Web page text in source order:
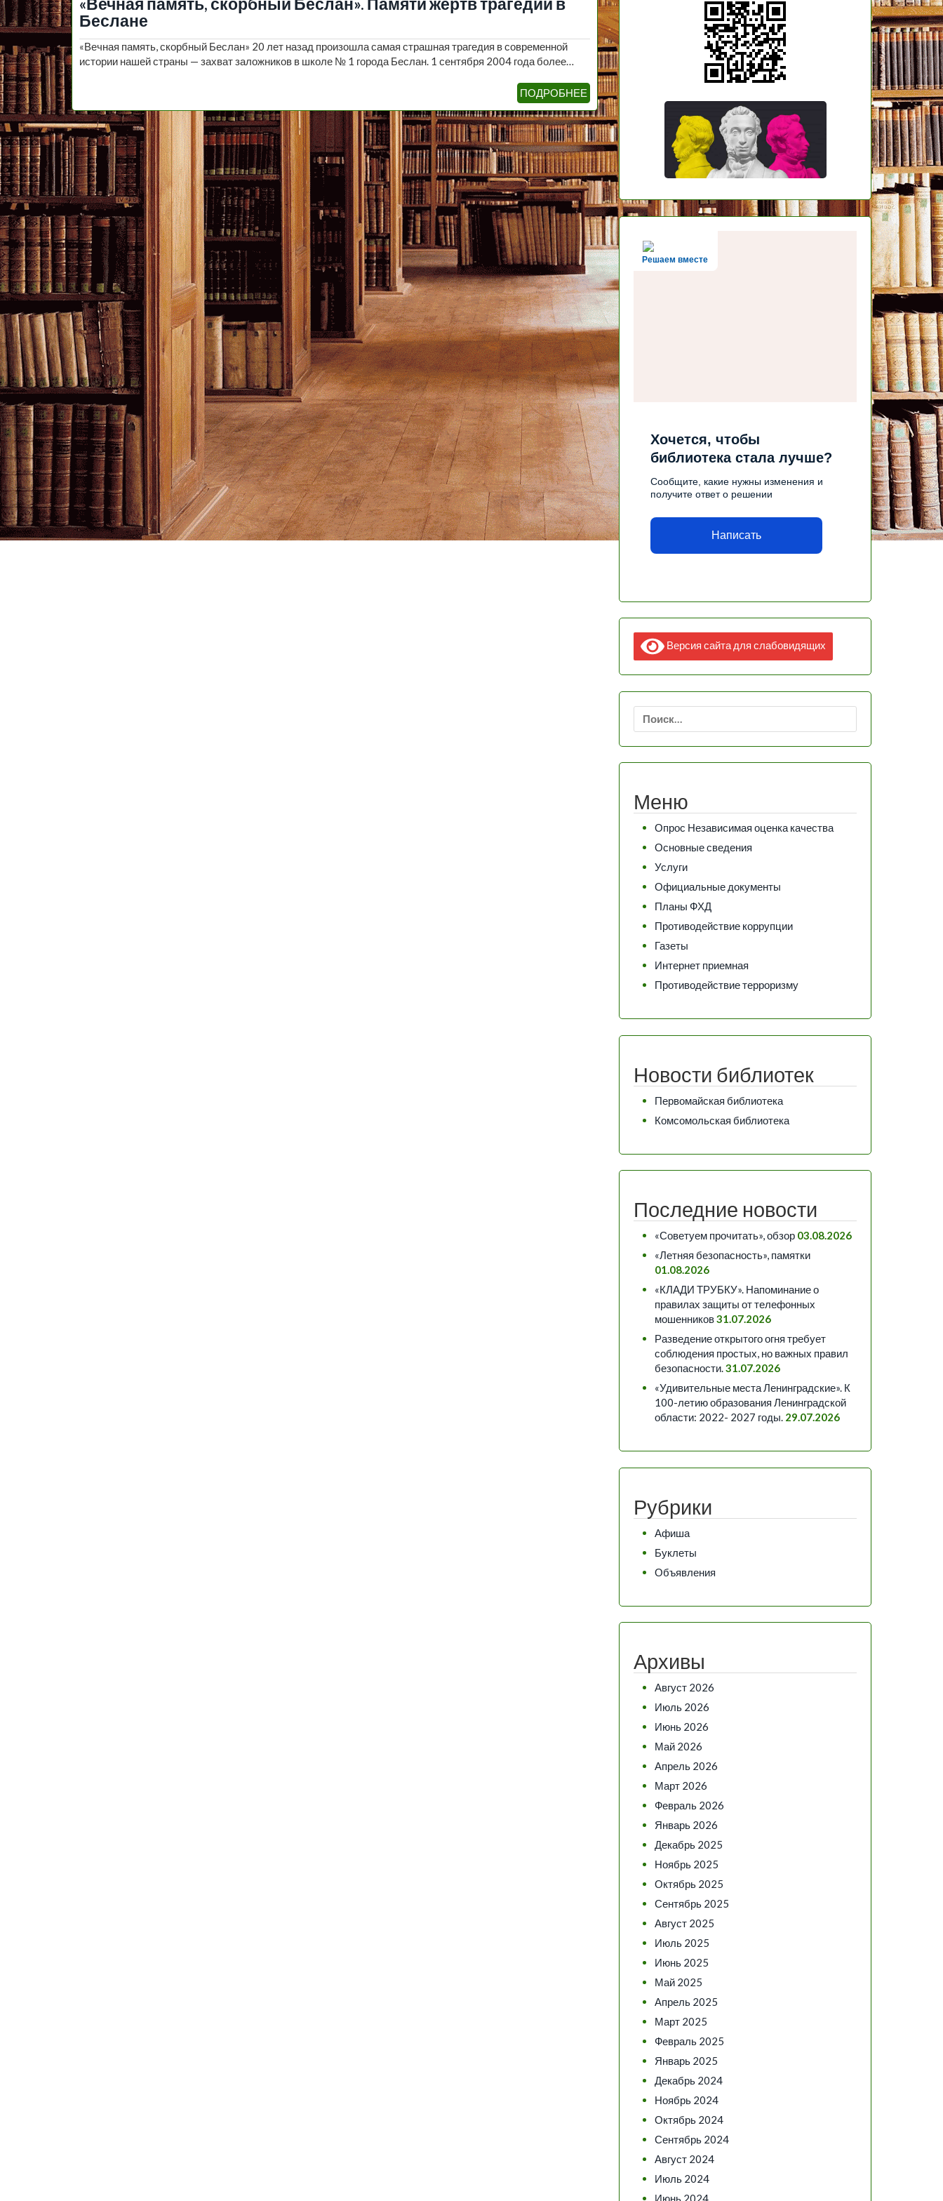
«Вечная память, скорбный Беслан». Памяти жертв трагедии в
Беслане
«Вечная память, скорбный Беслан» 20 лет назад произошла самая страшная трагедия в современной
истории нашей страны — захват заложников в школе № 1 города Беслан. 1 сентября 2004 года более…
ПОДРОБНЕЕ
Решаем вместе
Хочется, чтобы
библиотека стала лучше?
Сообщите, какие нужны изменения и
получите ответ о решении
Написать
Версия сайта для слабовидящих
Найти:
Меню
Опрос Независимая оценка качества
Основные сведения
Услуги
Официальные документы
Планы ФХД
Противодействие коррупции
Газеты
Интернет приемная
Противодействие терроризму
Новости библиотек
Первомайская библиотека
Комсомольская библиотека
Последние новости
«Советуем прочитать», обзор 03.08.2026
«Летняя безопасность», памятки
01.08.2026
«КЛАДИ ТРУБКУ». Напоминание о
правилах защиты от телефонных
мошенников31.07.2026
Разведение открытого огня требует
соблюдения простых, но важных правил
безопасности.31.07.2026
«Удивительные места Ленинградские». К
100-летию образования Ленинградской
области: 2022- 2027 годы. 29.07.2026
Рубрики
Афиша
Буклеты
Объявления
Архивы
Август 2026
Июль 2026
Июнь 2026
Май 2026
Апрель 2026
Март 2026
Февраль 2026
Январь 2026
Декабрь 2025
Ноябрь 2025
Октябрь 2025
Сентябрь 2025
Август 2025
Июль 2025
Июнь 2025
Май 2025
Апрель 2025
Март 2025
Февраль 2025
Январь 2025
Декабрь 2024
Ноябрь 2024
Октябрь 2024
Сентябрь 2024
Август 2024
Июль 2024
Июнь 2024